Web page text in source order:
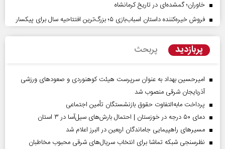
خاوران؛ گمشده‌ای در تاریخ کرمانشاه
فروش خیره‌کننده داستان اسباب‌بازی ۵؛ بزرگ‌ترین افتتاحیه سال برای پیکسار
پربازدید پربحث
امیرحسین بهداد به عنوان سرپرست هیئت کوهنوردی و صعودهای ورزشی
آذربایجان شرقی منصوب شد
پرداخت مابه‌التفاوت حقوق بازنشستگان تأمین اجتماعی
دمای ۵۰ درجه در خوزستان | احتمال بارش‌های سیل‌آسا در ۳ استان
مسیر‌های راهپیمایی جاماندگان اربعین در البرز اعلام شد
نظرسنجی شبکه تماشا برای انتخاب سریال‌های شرقی محبوب مخاطبان